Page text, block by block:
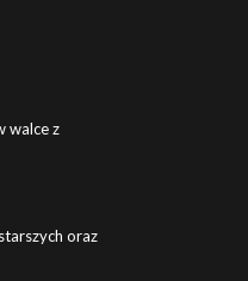
walce z
oraz